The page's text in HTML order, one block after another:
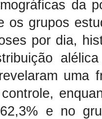
da
os grupos
por dia,
uma
e no